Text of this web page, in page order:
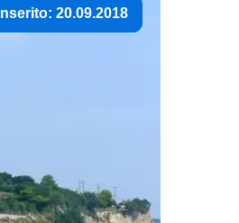
Inserito: 20.09.2018